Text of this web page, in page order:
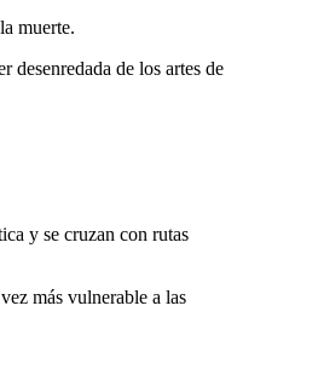
muerte.
desenredada de los artes de
y se cruzan con rutas
más vulnerable a las